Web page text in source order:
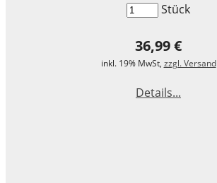
Stück
36,99 €
inkl. 19% MwSt, zzgl. Versand
Details...